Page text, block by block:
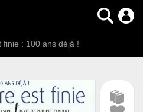
finie : 100 ans déjà !